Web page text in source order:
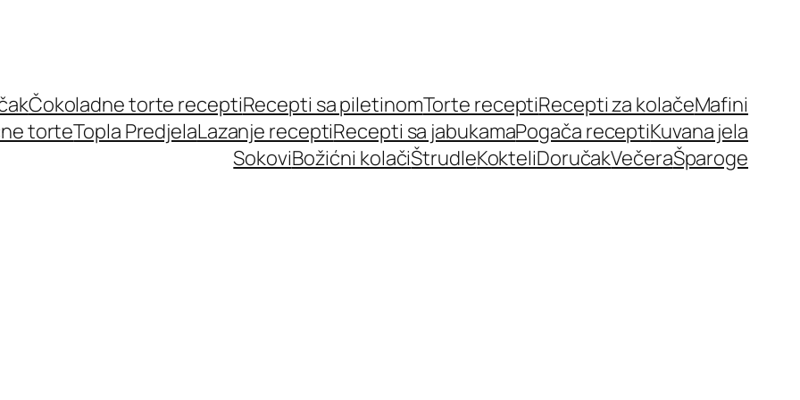
Čokoladne torte receptiRecepti sa piletinomTorte receptiRecepti za kolačeMafini
torteTopla PredjelaLazanje receptiRecepti sa jabukamaPogača receptiKuvana jela
SokoviBožićni kolačiŠtrudleKokteliDoručakVečeraŠparoge